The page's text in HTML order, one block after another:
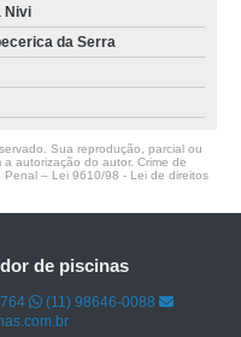
Nivi
da Serra
Sua reprodução, parcial ou
autorização do autor. Crime de
Penal – Lei 9610/98 - Lei de direitos
de piscinas
(11) 98646-0088